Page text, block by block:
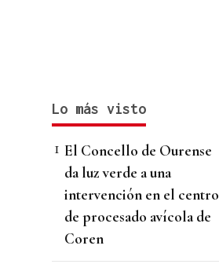
Lo más visto
El Concello de Ourense
da luz verde a una
intervención en el centro
de procesado avícola de
Coren